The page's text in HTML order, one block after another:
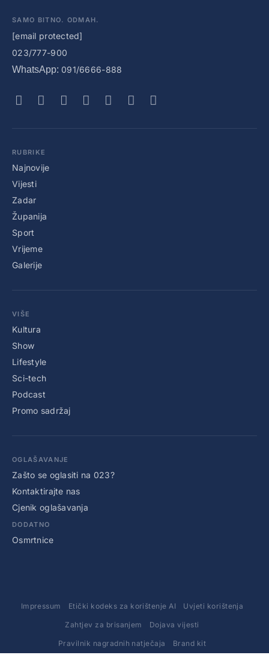
SAMO BITNO. ODMAH.
[email protected]
023/777-900
WhatsApp: 091/6666-888
RUBRIKE
Najnovije
Vijesti
Zadar
Županija
Sport
Vrijeme
Galerije
VIŠE
Kultura
Show
Lifestyle
Sci-tech
Podcast
Promo sadržaj
OGLAŠAVANJE
Zašto se oglasiti na 023?
Kontaktirajte nas
Cjenik oglašavanja
DODATNO
Osmrtnice
Impressum Etički kodeks za korištenje AI Uvjeti korištenja
Zahtjev za brisanjem Dojava vijesti
Pravilnik nagradnih natječaja Brand kit